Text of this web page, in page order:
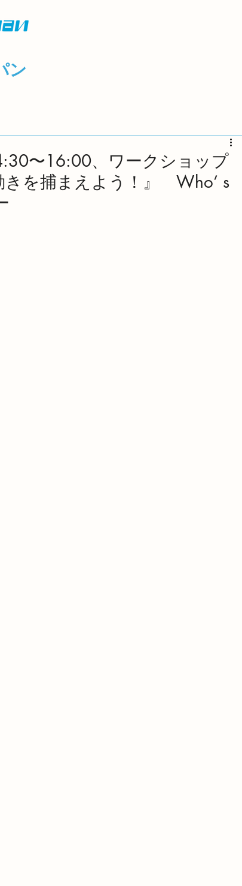
ン
〜16:00、ワークショップ
きを捕まえよう！』 Who’ s